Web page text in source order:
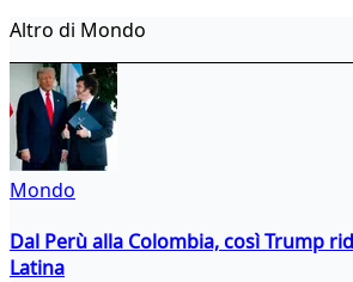
Altro di Mondo
Mondo
Dal Perù alla Colombia, così Trump
Latina